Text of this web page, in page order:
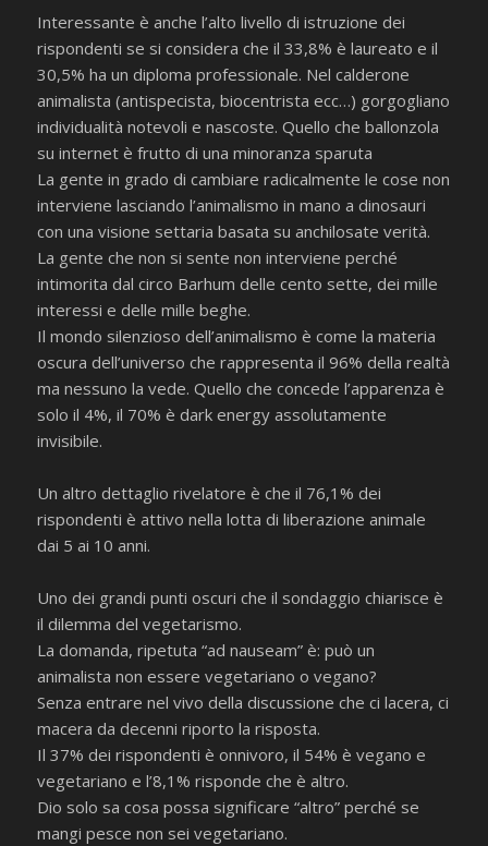
Interessante è anche l’alto livello di istruzione dei
rispondenti se si considera che il 33,8% è laureato e il
30,5% ha un diploma professionale. Nel calderone
animalista (antispecista, biocentrista ecc…) gorgogliano
individualità notevoli e nascoste. Quello che ballonzola
su internet è frutto di una minoranza sparuta
La gente in grado di cambiare radicalmente le cose non
interviene lasciando l’animalismo in mano a dinosauri
con una visione settaria basata su anchilosate verità.
La gente che non si sente non interviene perché
intimorita dal circo Barhum delle cento sette, dei mille
interessi e delle mille beghe.
Il mondo silenzioso dell’animalismo è come la materia
oscura dell’universo che rappresenta il 96% della realtà
ma nessuno la vede. Quello che concede l’apparenza è
solo il 4%, il 70% è dark energy assolutamente
invisibile.
Un altro dettaglio rivelatore è che il 76,1% dei
rispondenti è attivo nella lotta di liberazione animale
dai 5 ai 10 anni.
Uno dei grandi punti oscuri che il sondaggio chiarisce è
il dilemma del vegetarismo.
La domanda, ripetuta “ad nauseam” è: può un
animalista non essere vegetariano o vegano?
Senza entrare nel vivo della discussione che ci lacera, ci
macera da decenni riporto la risposta.
Il 37% dei rispondenti è onnivoro, il 54% è vegano e
vegetariano e l’8,1% risponde che è altro.
Dio solo sa cosa possa significare “altro” perché se
mangi pesce non sei vegetariano.